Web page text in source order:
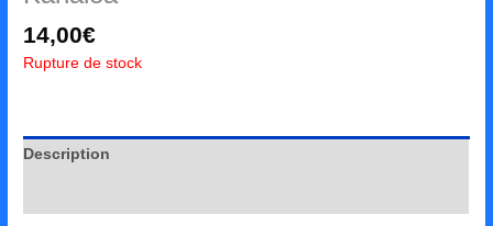
14,00€
Rupture de stock
Description